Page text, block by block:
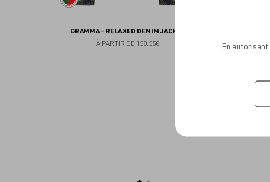
GRAMMA - RELAXED DENIM JACKET
À PARTIR DE 158.55€
En